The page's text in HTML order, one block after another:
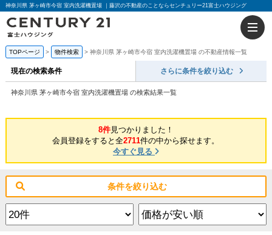
神奈川県 茅ヶ崎市今宿 室内洗濯機置場 ｜藤沢の不動産のことならセンチュリー21富士ハウジング
TOPページ 物件検索 神奈川県 茅ヶ崎市今宿 室内洗濯機置場 の不動産情報一覧
現在の検索条件 さらに条件を絞り込む
神奈川県 茅ヶ崎市今宿 室内洗濯機置場 の検索結果一覧
8件見つかりました！
会員登録をすると全2711件の中から探せます。
今すぐ見る
条件を絞り込む